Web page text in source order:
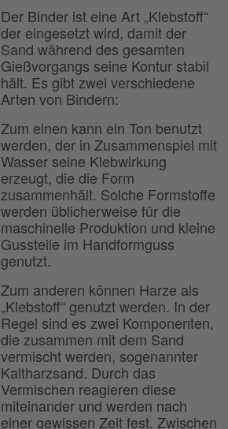
Der Binder ist eine Art „Klebstoff“
der eingesetzt wird, damit der
Sand während des gesamten
Gießvorgangs seine Kontur stabil
hält. Es gibt zwei verschiedene
Arten von Bindern:
Zum einen kann ein Ton benutzt
werden, der in Zusammenspiel mit
Wasser seine Klebwirkung
erzeugt, die die Form
zusammenhält. Solche Formstoffe
werden üblicherweise für die
maschinelle Produktion und kleine
Gussteile im Handformguss
genutzt.
Zum anderen können Harze als
„Klebstoff“ genutzt werden. In der
Regel sind es zwei Komponenten,
die zusammen mit dem Sand
vermischt werden, sogenannter
Kaltharzsand. Durch das
Vermischen reagieren diese
miteinander und werden nach
einer gewissen Zeit fest. Zwischen